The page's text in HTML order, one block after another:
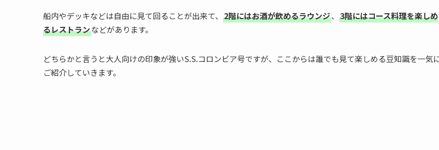
船内やデッキなどは自由に見て回ることが出来て、 2階にはお酒が飲めるラウンジ、 3階にはコース料理を楽しめ
るレストランなどがあります。
どちらかと言うと大人向けの印象が強いS.S.コロンビア号ですが、ここからは誰でも見て楽しめる豆知識を一気
ご紹介していきます。